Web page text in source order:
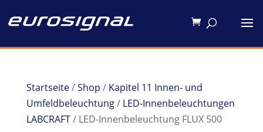
Startseite/Shop / Kapitel 11 Innen- und
Umfeldbeleuchtung/ LED-Innenbeleuchtungen
LABCRAFT/ LED-Innenbeleuchtung FLUX 500